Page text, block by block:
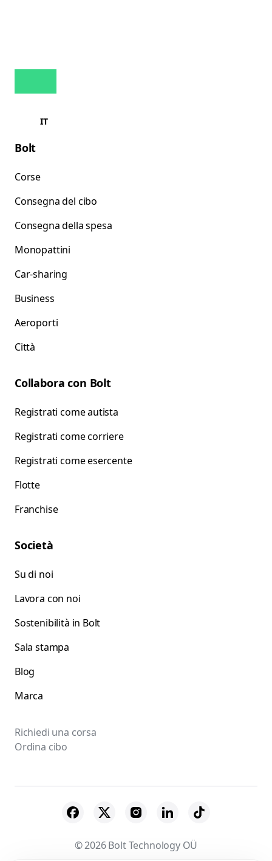
IT
Bolt
Corse
Consegna del cibo
Consegna della spesa
Monopattini
Car-sharing
Business
Aeroporti
Città
Collabora con Bolt
Registrati come autista
Registrati come corriere
Registrati come esercente
Flotte
Franchise
Società
Su di noi
Lavora con noi
Sostenibilità in Bolt
Sala stampa
Blog
Marca
Richiedi una corsa
Ordina cibo
© 2026 Bolt Technology OÜ